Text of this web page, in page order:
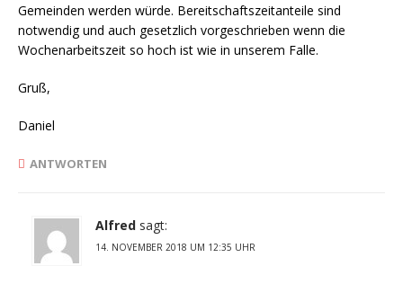
Gemeinden werden würde. Bereitschaftszeitanteile sind
notwendig und auch gesetzlich vorgeschrieben wenn die
Wochenarbeitszeit so hoch ist wie in unserem Falle.
Gruß,
Daniel
ANTWORTEN
Alfred sagt:
14. NOVEMBER 2018 UM 12:35 UHR